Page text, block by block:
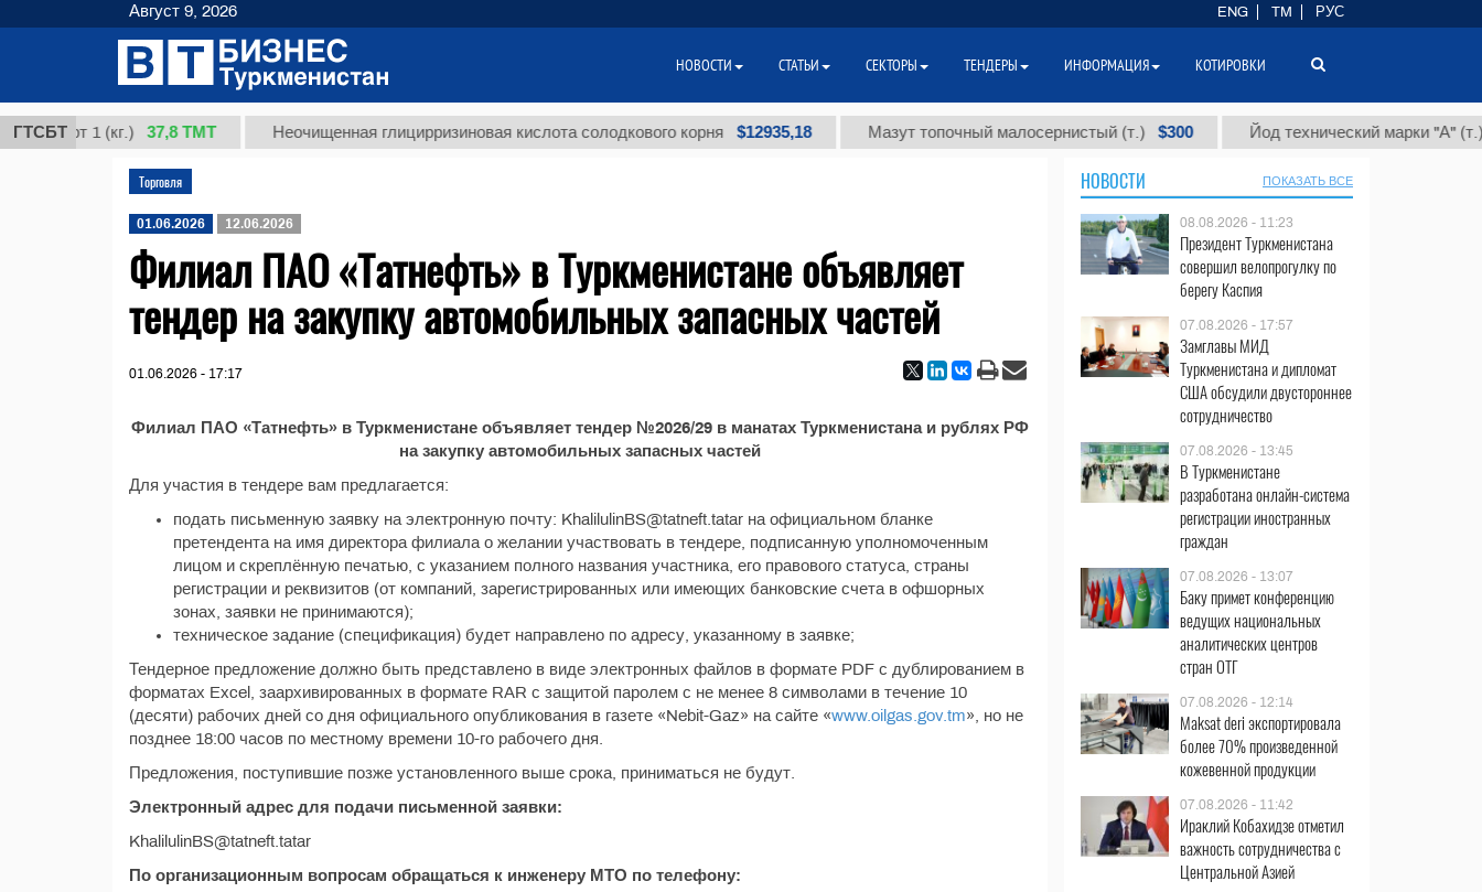
ГТСБТ
сорт 1 (кг.) 37,8 ТМТ Неочищенная глицирризиновая кислота солодкового корня $12935,18 Мазут топочный малосернистый (т.) $300 Йод технический марки "А" (т.)
Торговля
01.06.2026 12.06.2026
Филиал ПАО «Татнефть» в Туркменистане объявляет
тендер на закупку автомобильных запасных частей
01.06.2026 - 17:17
Филиал ПАО «Татнефть» в Туркменистане объявляет тендер №2026/29 в манатах Туркменистана и рублях РФ
на закупку автомобильных запасных частей
Для участия в тендере вам предлагается:
подать письменную заявку на электронную почту: KhalilulinBS@tatneft.tatar на официальном бланке
претендента на имя директора филиала о желании участвовать в тендере, подписанную уполномоченным
лицом и скреплённую печатью, с указанием полного названия участника, его правового статуса, страны
регистрации и реквизитов (от компаний, зарегистрированных или имеющих банковские счета в офшорных
зонах, заявки не принимаются);
техническое задание (спецификация) будет направлено по адресу, указанному в заявке;
Тендерное предложение должно быть представлено в виде электронных файлов в формате PDF с дублированием в
форматах Excel, заархивированных в формате RAR с защитой паролем с не менее 8 символами в течение 10
(десяти) рабочих дней со дня официального опубликования в газете «Nebit-Gaz» на сайте «www.oilgas.gov.tm», но не
позднее 18:00 часов по местному времени 10-го рабочего дня.
Предложения, поступившие позже установленного выше срока, приниматься не будут.
Электронный адрес для подачи письменной заявки:
KhalilulinBS@tatneft.tatar
По организационным вопросам обращаться к инженеру МТО по телефону:
НОВОСТИ ПОКАЗАТЬ ВСЕ
08.08.2026 - 11:23
Президент Туркменистана
совершил велопрогулку по
берегу Каспия
07.08.2026 - 17:57
Замглавы МИД
Туркменистана и дипломат
США обсудили двустороннее
сотрудничество
07.08.2026 - 13:45
В Туркменистане
разработана онлайн-система
регистрации иностранных
граждан
07.08.2026 - 13:07
Баку примет конференцию
ведущих национальных
аналитических центров
стран ОТГ
07.08.2026 - 12:14
Maksat deri экспортировала
более 70% произведенной
кожевенной продукции
07.08.2026 - 11:42
Ираклий Кобахидзе отметил
важность сотрудничества с
Центральной Азией
Август 9, 2026 ENG TM РУС
НОВОСТИ СТАТЬИ СЕКТОРЫ ТЕНДЕРЫ ИНФОРМАЦИЯ КОТИРОВКИ